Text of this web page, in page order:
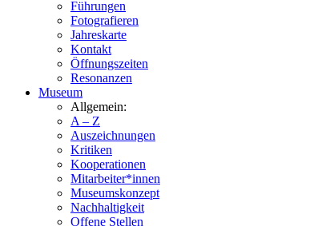
Führungen
Fotografieren
Jahreskarte
Kontakt
Öffnungszeiten
Resonanzen
Museum
Allgemein:
A – Z
Auszeichnungen
Kritiken
Kooperationen
Mitarbeiter*innen
Museumskonzept
Nachhaltigkeit
Offene Stellen